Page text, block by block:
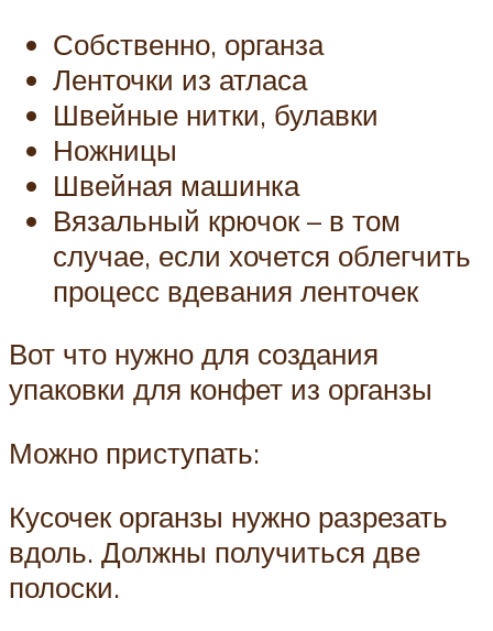
Собственно, органза
Ленточки из атласа
Швейные нитки, булавки
Ножницы
Швейная машинка
Вязальный крючок – в том
случае, если хочется облегчить
процесс вдевания ленточек
Вот что нужно для создания
упаковки для конфет из органзы
Можно приступать:
Кусочек органзы нужно разрезать
вдоль. Должны получиться две
полоски.